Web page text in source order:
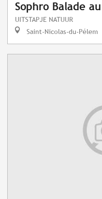
Sophro Balade
UITSTAPJE NATUUR
Saint-Nicolas-du-Pélem